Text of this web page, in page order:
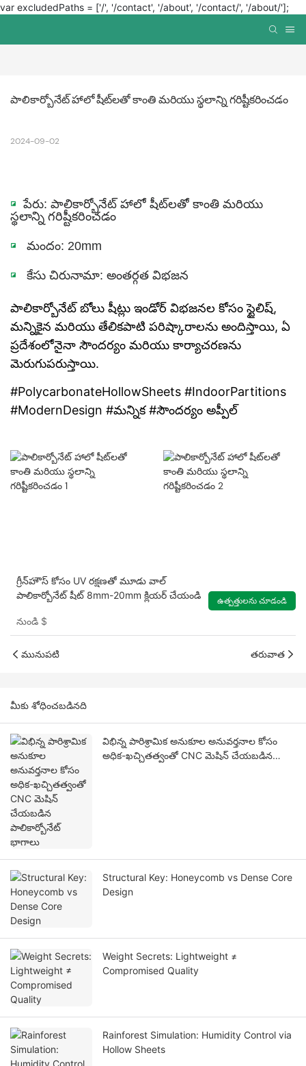
var excludedPaths = ['/', '/contact', '/about', '/contact/', '/about/'];
పాలికార్బోనేట్ హాలో షీట్‌లతో కాంతి మరియు స్థలాన్ని గరిష్టీకరించడం
2024-09-02
◪పేరు: పాలికార్బోనేట్ హాలో షీట్‌లతో కాంతి మరియు
స్థలాన్ని గరిష్టీకరించడం
◪ మందం: 20mm
◪ కేసు చిరునామా: అంతర్గత విభజన
పాలికార్బోనేట్ బోలు షీట్లు ఇండోర్ విభజనల కోసం స్టైలిష్,
మన్నికైన మరియు తేలికపాటి పరిష్కారాలను అందిస్తాయి, ఏ
ప్రదేశంలోనైనా సౌందర్యం మరియు కార్యాచరణను
మెరుగుపరుస్తాయి.
#PolycarbonateHollowSheets #IndoorPartitions
#ModernDesign #మన్నిక #సౌందర్యం అప్పీల్
గ్రీన్‌హౌస్ కోసం UV రక్షణతో మూడు వాల్
పాలికార్బోనేట్ షీట్ 8mm-20mm క్లియర్ చేయండి
నుండి $
ఉత్పత్తులను చూడండి
మునుపటి తరువాత
మీకు శోధించబడినది
విభిన్న పారిశ్రామిక అనుకూల అనువర్తనాల కోసం
అధిక-ఖచ్చితత్వంతో CNC మెషిన్ చేయబడిన
Structural Key: Honeycomb vs Dense Core
Design
Weight Secrets: Lightweight ≠
Compromised Quality
Rainforest Simulation: Humidity Control via
Hollow Sheets